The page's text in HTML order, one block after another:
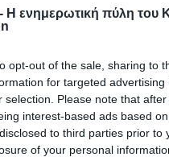
Η ενημερωτική πύλη του
opt-out of the sale, sharing to
for targeted
selection. Please note that
interest-based ads based
to third parties prior
of your personal
Εργατικό Κέντρο Κιλκίς
μέλη των διοικήσεων των
των Ποντίων